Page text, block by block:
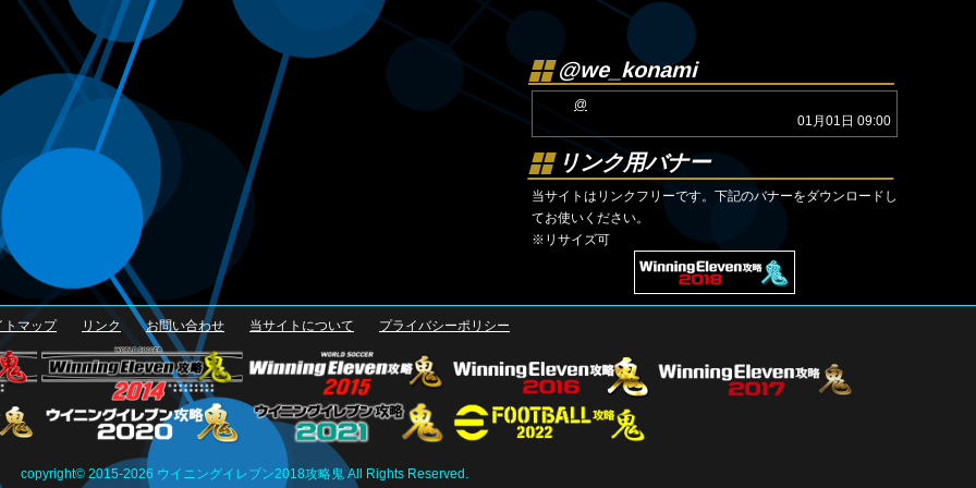
@we_konami
@
01月01日 09:00
リンク用バナー
当サイトはリンクフリーです。下記のバナーをダウンロードし
てお使いください。
※リサイズ可
トマップ リンク お問い合わせ 当サイトについて プライバシーポリシー
copyright© 2015-2026 ウイニングイレブン2018攻略鬼 All Rights Reserved.